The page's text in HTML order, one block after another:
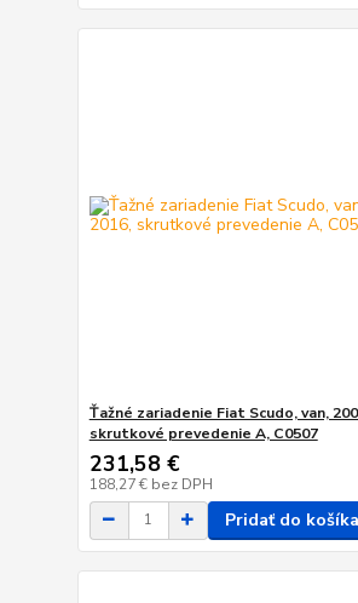
Ťažné zariadenie Fiat Scudo, van,
skrutkové prevedenie A, C0507
231,58 €
188,27 € bez DPH
Pridať do košíka